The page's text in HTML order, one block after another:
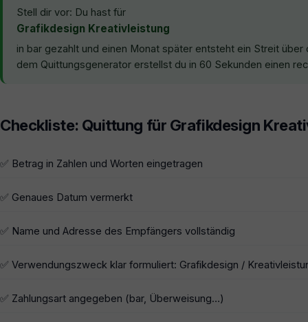
Stell dir vor: Du hast für
Grafikdesign Kreativleistung
in bar gezahlt und einen Monat später entsteht ein Streit
dem Quittungsgenerator erstellst du in 60 Sekunden einen
Checkliste: Quittung für Grafikdesign
✅ Betrag in Zahlen und Worten eingetragen
✅ Genaues Datum vermerkt
✅ Name und Adresse des Empfängers vollständig
✅ Verwendungszweck klar formuliert: Grafikdesign /
✅ Zahlungsart angegeben (bar, Überweisung…)